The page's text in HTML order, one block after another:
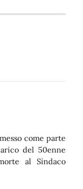
come parte
del 50enne
al Sindaco